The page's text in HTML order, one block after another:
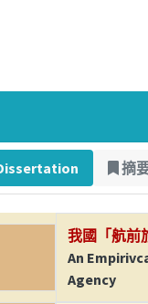
摘
我國「航前
An
Agency